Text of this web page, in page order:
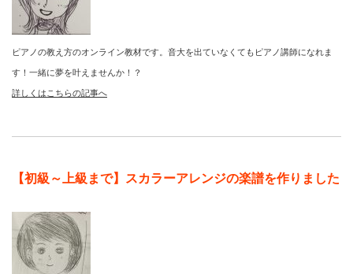
ピアノの教え方のオンライン教材です。音大を出ていなくてもピアノ講師になれま
す！一緒に夢を叶えませんか！？
詳しくはこちらの記事へ
【初級～上級まで】スカラーアレンジの楽譜を作りました